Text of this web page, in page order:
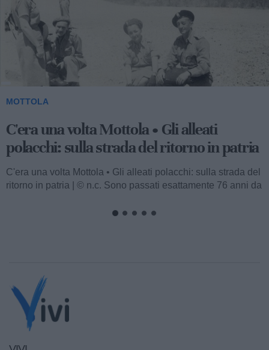
C'era una volta Mottola • La banda
musicale: quando arriva è giorno di festa
C'era una volta Mottola • La banda musicale: quando arriva
è giorno di festa | © n.c. Il popolo ha amato le bande
musicali, e un...